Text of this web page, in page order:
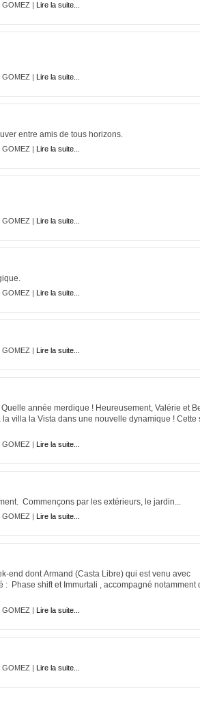
GOMEZ | Lire la suite...
GOMEZ | Lire la suite...
entre amis de tous horizons.
GOMEZ | Lire la suite...
GOMEZ | Lire la suite...
GOMEZ | Lire la suite...
GOMEZ | Lire la suite...
année merdique ! Heureusement, Valérie et
villa la Vista dans une nouvelle dynamique ! Cette
GOMEZ | Lire la suite...
Commençons par les extérieurs, le jardin...
GOMEZ | Lire la suite...
end dont Armand (Casta Libre) qui est venu avec
Phase shift et Immurtali , accompagné notamment
GOMEZ | Lire la suite...
GOMEZ | Lire la suite...